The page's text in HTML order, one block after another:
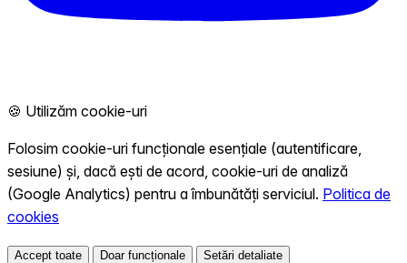
🍪 Utilizăm cookie-uri
Folosim cookie-uri funcționale esențiale (autentificare,
sesiune) și, dacă ești de acord, cookie-uri de analiză
(Google Analytics) pentru a îmbunătăți serviciul. Politica de
cookies
Accept toate Doar funcționale Setări detaliate